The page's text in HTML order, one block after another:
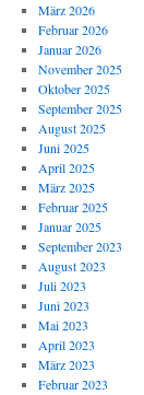
März 2026
Februar 2026
Januar 2026
November 2025
Oktober 2025
September 2025
August 2025
Juni 2025
April 2025
März 2025
Februar 2025
Januar 2025
September 2023
August 2023
Juli 2023
Juni 2023
Mai 2023
April 2023
März 2023
Februar 2023